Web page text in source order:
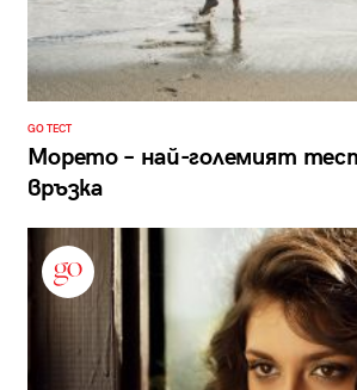
GO ТЕСТ
Морето – най-големият
връзка